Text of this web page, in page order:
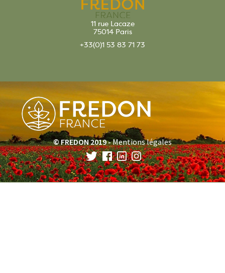
11 rue Lacaze
75014 Paris
+33(0)1 53 83 71 73
© FREDON 2019 -Mentions légales